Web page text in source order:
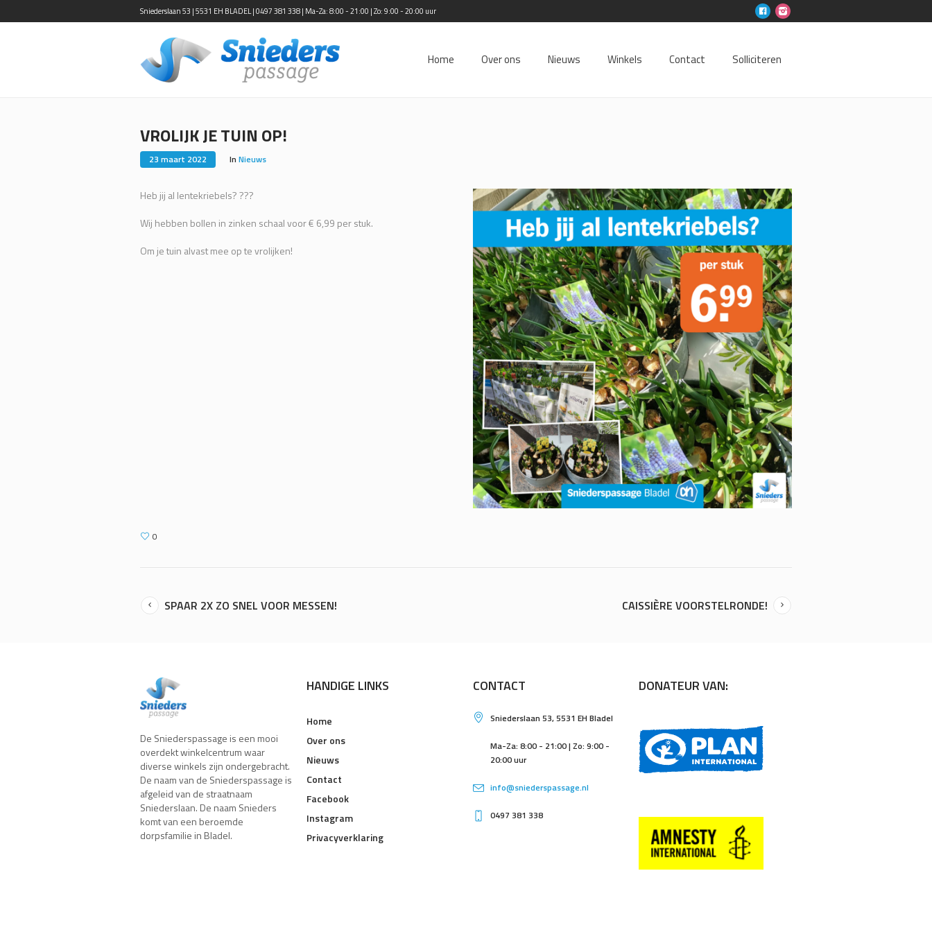
Sniederslaan 53 | 5531 EH BLADEL | 0497 381 338 | Ma-Za: 8:00 - 21:00 | Zo: 9:00 - 20:00 uur
Home Over ons Nieuws Winkels Contact Solliciteren
VROLIJK JE TUIN OP!
23 maart 2022 In Nieuws
Heb jij al lentekriebels? ???
Wij hebben bollen in zinken schaal voor € 6,99 per stuk.
Om je tuin alvast mee op te vrolijken!
0
SPAAR 2X ZO SNEL VOOR MESSEN! CAISSIÈRE VOORSTELRONDE!
De Sniederspassage is een mooi
overdekt winkelcentrum waar
diverse winkels zijn ondergebracht.
De naam van de Sniederspassage is
afgeleid van de straatnaam
Sniederslaan. De naam Snieders
komt van een beroemde
dorpsfamilie in Bladel.
HANDIGE LINKS
Home
Over ons
Nieuws
Contact
Facebook
Instagram
Privacyverklaring
CONTACT
Sniederslaan 53, 5531 EH Bladel
Ma-Za: 8:00 - 21:00 | Zo: 9:00 -
20:00 uur
info@sniederspassage.nl
0497 381 338
DONATEUR VAN: